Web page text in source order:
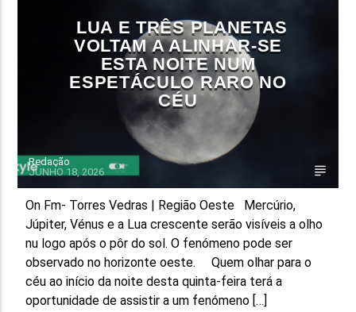
TÍTULO
ARTISTA
ON FM
LUA E TRÊS PLANETAS
VOLTAM A ALINHAR-SE
ESTA NOITE NUM
ESPETÁCULO RARO NO
CÉU
Redação
JUNHO 18, 2026
On Fm- Torres Vedras | Região Oeste Mercúrio,
Júpiter, Vénus e a Lua crescente serão visíveis a olho
nu logo após o pôr do sol. O fenómeno pode ser
observado no horizonte oeste. Quem olhar para o
céu ao início da noite desta quinta-feira terá a
oportunidade de assistir a um fenómeno […]